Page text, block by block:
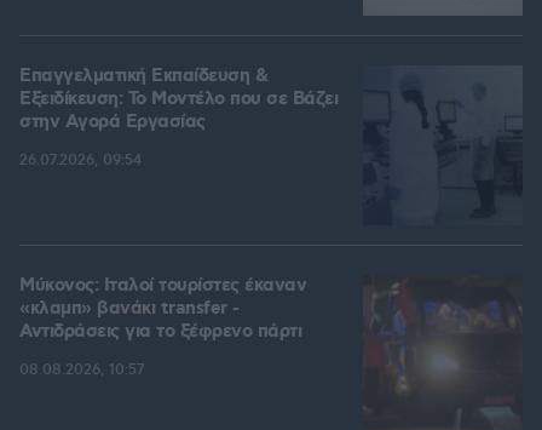
Επαγγελματική Εκπαίδευση &
Εξειδίκευση: Το Mοντέλο που σε Bάζει
στην Aγορά Eργασίας
26.07.2026, 09:54
Μύκονος: Ιταλοί τουρίστες έκαναν
«κλαμπ» βανάκι transfer -
Αντιδράσεις για το ξέφρενο πάρτι
08.08.2026, 10:57